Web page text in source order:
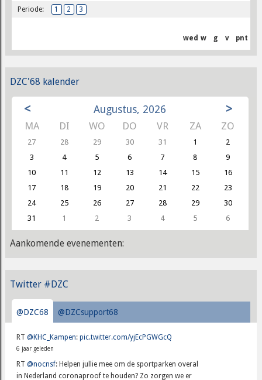
Periode: 1 2 3
wed w g v pnt
DZC'68 kalender
< Augustus, 2026 >
MA DI WO DO VR ZA ZO
27 28 29 30 31 1
2
3
4 5 6 7 8
9
10
11 12 13 14 15
16
17
18 19 20 21 22
23
24
25 26 27 28 29
30
31
1 2 3 4 5 6
Aankomende evenementen:
Twitter #DZC
@DZC68 @DZCsupport68
RT@KHC_Kampen:pic.twitter.com/yjEcPGWGcQ
6 jaar geleden
RT@nocnsf: Helpen jullie mee om de sportparken overal
in Nederland coronaproof te houden? Zo zorgen we er